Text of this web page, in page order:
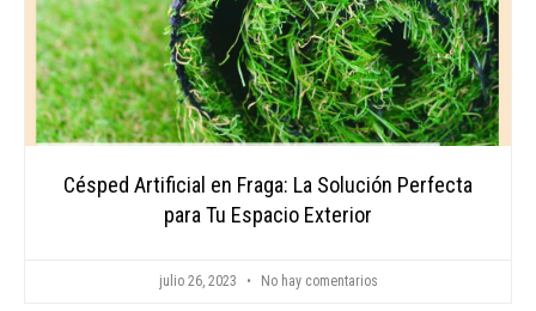
Césped Artificial en Fraga: La Solución Perfecta
para Tu Espacio Exterior
julio 26, 2023 No hay comentarios